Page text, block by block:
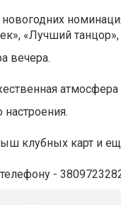
«Лучший
вечера.
атмосфера
клубных карт и
-